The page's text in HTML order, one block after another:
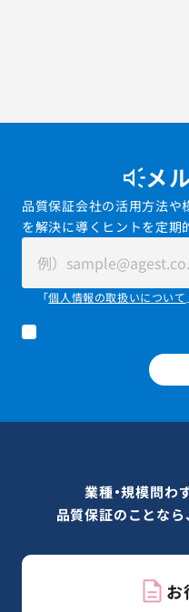
メ
品質保証会社の活用方法や
を解決に導くヒントを定期
「個人情報の取扱いについて
業種・規模問わ
品質保証のことなら
お